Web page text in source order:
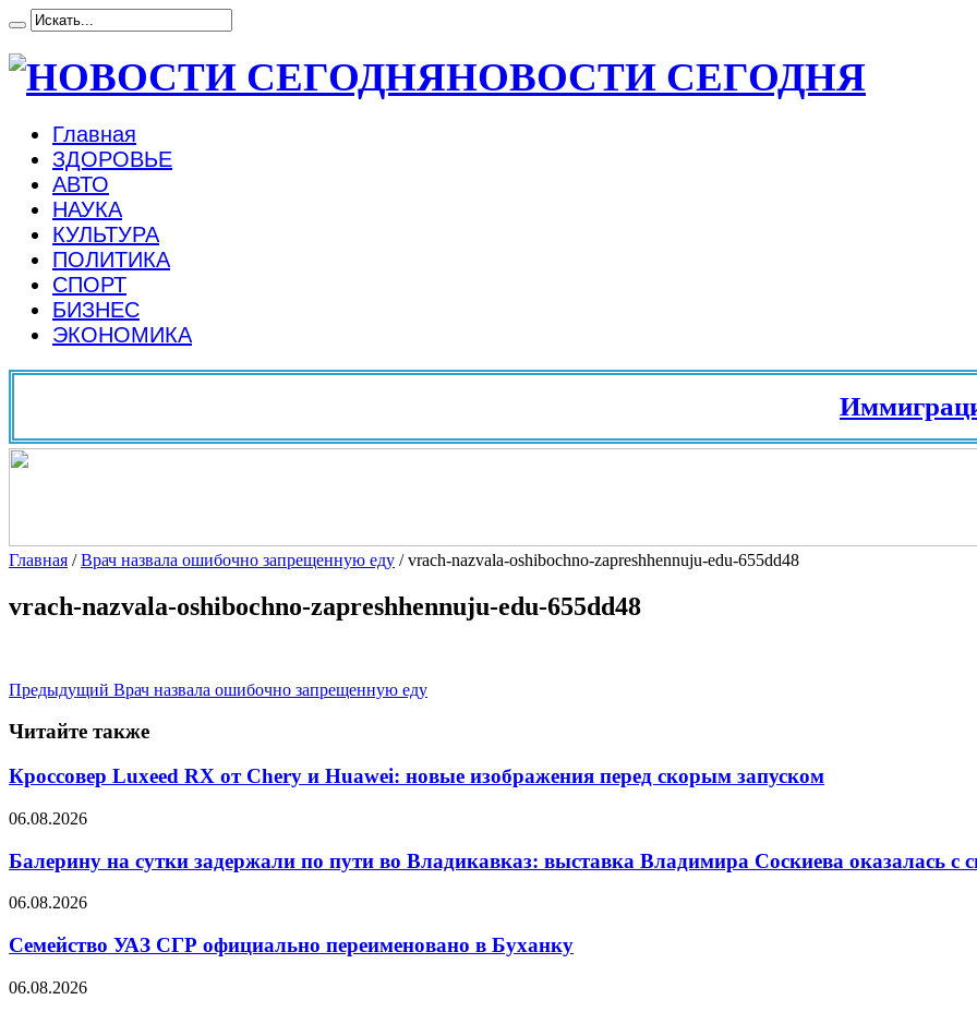
НОВОСТИ СЕГОДНЯ
Главная
ЗДОРОВЬЕ
АВТО
НАУКА
КУЛЬТУРА
ПОЛИТИКА
СПОРТ
БИЗНЕС
ЭКОНОМИКА
Иммиграция
Главная /Врач назвала ошибочно запрещенную еду /vrach-nazvala-oshibochno-zapreshhennuju-edu-655dd48
vrach-nazvala-oshibochno-zapreshhennuju-edu-655dd48
Предыдущий Врач назвала ошибочно запрещенную еду
Читайте также
Кроссовер Luxeed RX от Chery и Huawei: новые изображения перед скорым запуском
06.08.2026
Балерину на сутки задержали по пути во Владикавказ: выставка Владимира Соскиева оказалась с
06.08.2026
Семейство УАЗ СГР официально переименовано в Буханку
06.08.2026